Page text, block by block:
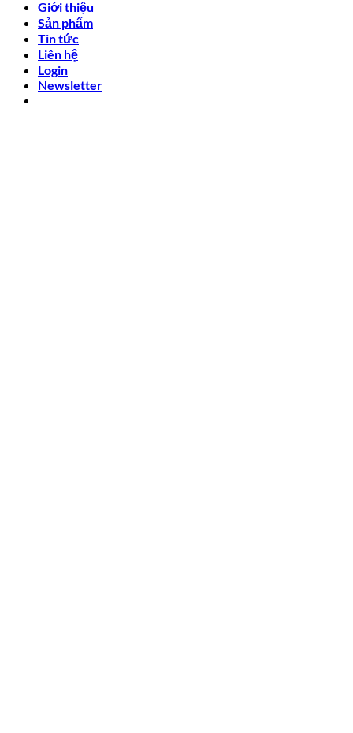
Giới thiệu
Sản phẩm
Tin tức
Liên hệ
Login
Newsletter